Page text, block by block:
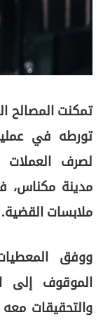
تمكنت
تورطه في
لصرف العملات
مدينة مكناس،
ملابسات القضية.
ووفق
الموقوف إلى
والتحقيقات